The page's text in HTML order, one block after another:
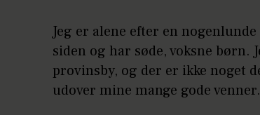
Jeg er alene efter en
siden og har søde, voksne
provinsby, og der er ikke noget
udover mine mange gode venner.